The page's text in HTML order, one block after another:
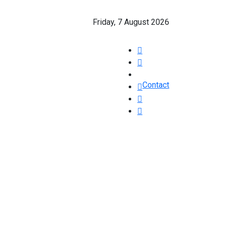
Friday, 7 August 2026
Contact